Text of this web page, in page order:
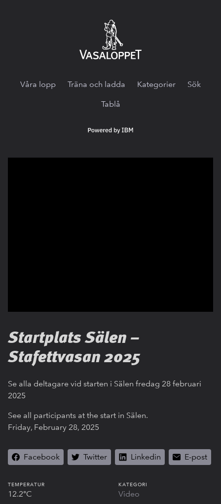
Vasaloppet.tv
Våra lopp Träna och ladda Kategorier Sök
Tablå
Powered
IBM
Startplats Sälen –
Stafettvasan 2025
Se alla deltagare vid starten i Sälen fredag 28 februari
2025
See all participants at the start in Sälen.
Friday, February 28, 2025
Facebook Twitter Linkedin E-post
TEMPERATUR
12.2°C
KATEGORI
Video